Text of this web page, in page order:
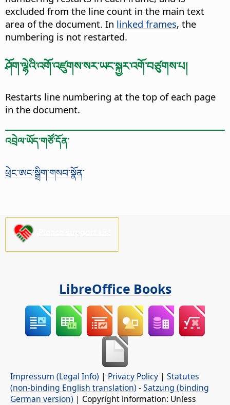
excluded from the line count in the main text
area of the document. In linked frames, the
numbering is not restarted.
ཤོག་ལྷེའི་འགོ་འཛུགས་སར་ཡང་སྐྱར་འགོ་བཙུགས་པ།
Restarts line numbering at the top of each page
in the document.
འབྲེལ་ཡོད་གཙོ་དོན་
ཕྲེང་ཨང་སྒྲིག་གསབ་སྣོན་
LibreOffice Books
Impressum (Legal Info) | Privacy Policy | Statutes
(non-binding English translation) -Satzung (binding
German version) | Copyright information: Unless